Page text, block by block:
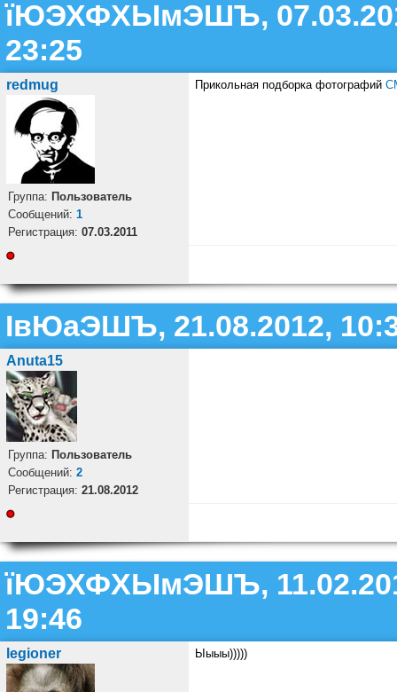
їЮЭХФХЫмЭШЪ,
23:25
redmug
Группа: Пользователь
Cообщений: 1
Регистрация: 07.03.2011
Прикольная подборка фотографий
ІвЮаЭШЪ, 21.08.2012,
Anuta15
Группа: Пользователь
Cообщений: 2
Регистрация: 21.08.2012
їЮЭХФХЫмЭШЪ,
19:46
legioner Ыыыы)))))